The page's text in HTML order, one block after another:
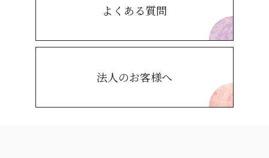
よくある質問
法人のお客様へ